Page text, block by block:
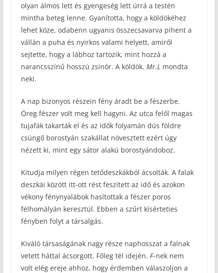
olyan álmos lett és gyengeség lett úrrá a testén
mintha beteg lenne. Gyanította, hogy a köldökéhez
lehet köze, odabenn ugyanis összecsavarva pihent a
vállán a puha és nyirkos valami helyett, amiről
sejtette, hogy a lábhoz tartozik, mint hozzá a
narancsszínű hosszú zsinór. A köldök. Mr.L mondta
neki.
A nap bizonyos részein fény áradt be a fészerbe.
Öreg fészer volt meg kell hagyni. Az utca felől magas
tujafák takarták el és az idők folyamán dús földre
csüngő borostyán szakállat növesztett ezért úgy
nézett ki, mint egy sátor alakú borostyándoboz.
Kitudja milyen régen tetődeszkákból ácsolták. A falak
deszkái között itt-ott rést feszített az idő és azokon
vékony fénynyalábok hasítottak a fészer poros
félhomályán keresztül. Ebben a szűrt kísérteties
fényben folyt a társalgás.
Kiváló társaságának nagy része naphosszat a falnak
vetett háttal ácsorgott. Főleg tél idején. F-nek nem
volt elég ereje ahhoz, hogy érdemben válaszoljon a